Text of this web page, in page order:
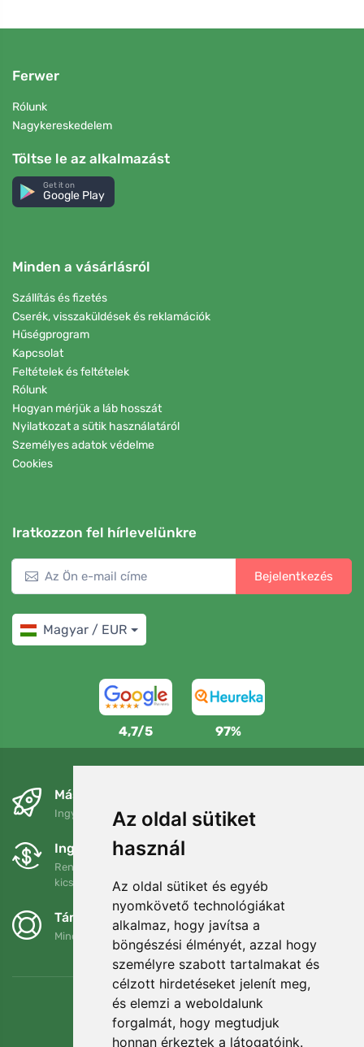
Az oldal sütiket
használ
Az oldal sütiket és egyéb
nyomkövető technológiákat
alkalmaz, hogy javítsa a
böngészési élményét, azzal hogy
személyre szabott tartalmakat és
célzott hirdetéseket jelenít meg,
és elemzi a weboldalunk
forgalmát, hogy megtudjuk
honnan érkeztek a látogatóink.
Ferwer
Rólunk
Nagykereskedelem
Töltse le az alkalmazást
Get it on
Google Play
Minden a vásárlásról
Szállítás és fizetés
Cserék, visszaküldések és reklamációk
Hűségprogram
Kapcsolat
Feltételek és feltételek
Rólunk
Hogyan mérjük a láb hosszát
Nyilatkozat a sütik használatáról
Személyes adatok védelme
Cookies
Iratkozzon fel hírlevelünkre
Bejelentkezés
Magyar / EUR
4,7/5 97%
Másnapra és ingyenesen
Ingyenes szállítás a következő összeg felett: 80 EUR
Ingyenes csere és visszaküldés
Rendelését 90 napon belül bármikor visszaküldheti vagy
kicserélheti.
Támogatjuk a Trees.org-ot
Minden megrendelésért ültetünk egy fát! Bővebben